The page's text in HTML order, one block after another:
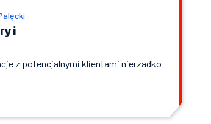
i
z potencjalnymi klientami nierzadko